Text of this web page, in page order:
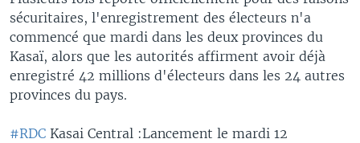
sécuritaires, l'enregistrement des électeurs n'a
commencé que mardi dans les deux provinces du
Kasaï, alors que les autorités affirment avoir déjà
enregistré 42 millions d'électeurs dans les 24 autres
provinces du pays.
#RDC Kasai Central :Lancement le mardi 12